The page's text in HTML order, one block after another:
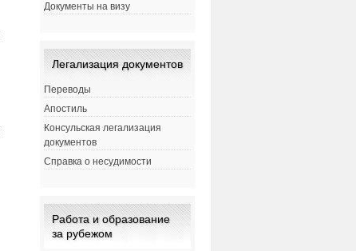
Документы на визу
Легализация документов
Переводы
Апостиль
Консульская легализация
документов
Справка о несудимости
Работа и образование
за рубежом